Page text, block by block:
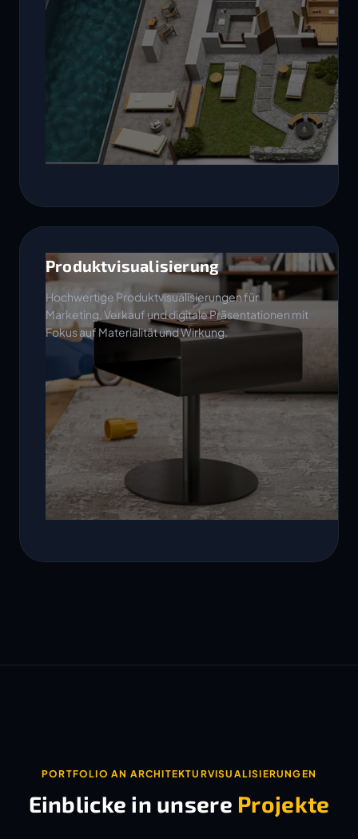
Produktvisualisierung
Hochwertige Produktvisualisierungen für
Marketing, Verkauf und digitale Präsentationen mit
Fokus auf Materialität und Wirkung.
PORTFOLIO AN ARCHITEKTURVISUALISIERUNGEN
Einblicke in unsere Projekte